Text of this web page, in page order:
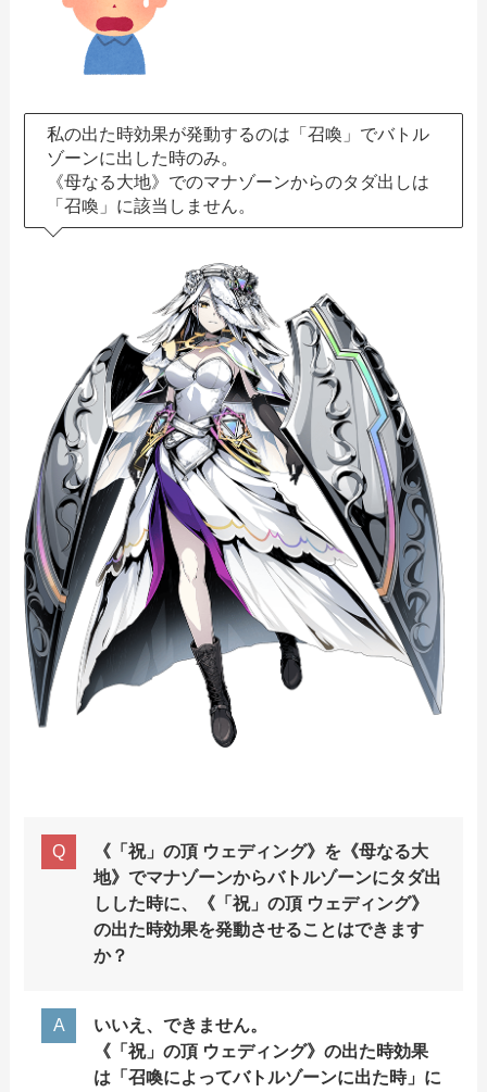
私の出た時効果が発動するのは「召喚」でバトル
ゾーンに出した時のみ。
《母なる大地》でのマナゾーンからのタダ出しは
「召喚」に該当しません。
《「祝」の頂 ウェディング》を《母なる大
地》でマナゾーンからバトルゾーンにタダ出
しした時に、《「祝」の頂 ウェディング》
の出た時効果を発動させることはできます
か？
いいえ、できません。
《「祝」の頂 ウェディング》の出た時効果
は「召喚によってバトルゾーンに出た時」に